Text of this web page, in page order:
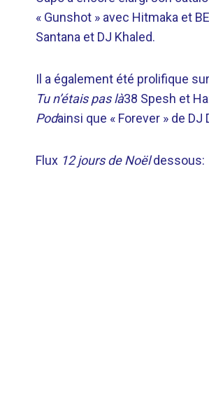
« Gunshot » avec Hitmaka et
Santana et DJ Khaled.
Il a également été prolifique
Tu n’étais pas là38 Spesh et
Podainsi que « Forever » de
Flux 12 jours de Noëldessous: